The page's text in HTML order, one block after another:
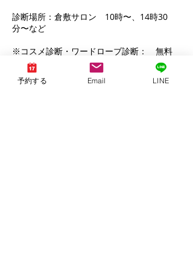
診断場所：倉敷サロン 10時〜、14時30
分〜など
※コスメ診断・ワードローブ診断： 無料
お使いのメイク用品や洋服をご持参の方には
コスメ・洋服を見せていただき、お似合いの
ものか見させていただきます。
予約する Email LINE